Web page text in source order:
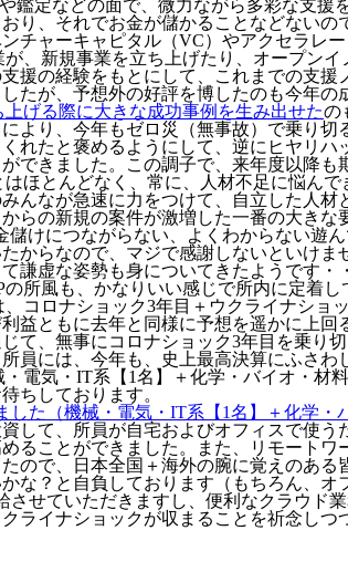
鑑定などの面で、微力ながら多彩な支
り、それでお金が儲かることなどない
チャーキャピタル（VC）やアクセラレ
、新規事業を立ち上げたり、オープン
援の経験をもとにして、これまでの支
たが、予想外の好評を博したのも今年の
げる際に大きな成功事例を生み出せたの
より、今年もゼロ災（無事故）で乗り
れたと褒めるようにして、逆にヒヤリ
できました。この調子で、来年度以降も
ほとんどなく、常に、人材不足に悩ん
んなが急速に力をつけて、自立した人
らの新規の案件が激増した一番の大き
けにつながらない、よくわからない遊
からなので、マジで感謝しないといけ
謙虚な姿勢も身についてきたようです
所風も、かなりいい感じで所内に定着し
コロナショック3年目＋ウクライナシ
益ともに去年と同様に予想を遥かに上
て、無事にコロナショック3年目を乗
員には、今年も、史上最高決算にふさわ
電気・IT系【1名】＋化学・バイオ・
ちしております。
した（機械・電気・IT系【1名】＋化学
して、所員が自宅およびオフィスで使
ることができました。また、リモート
ので、日本全国＋海外の腕に覚えのあ
な？と自負しております（もちろん、
せていただきますし、便利なクラウド
ライナショックが収まることを祈念し